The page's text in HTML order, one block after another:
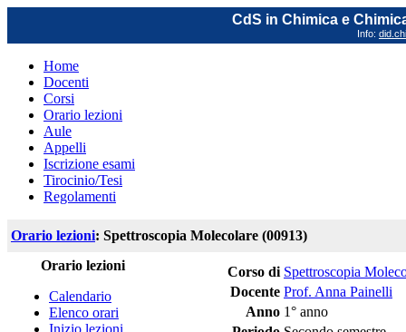
CdS in Chimica e
Info:
Home
Docenti
Corsi
Orario lezioni
Aule
Appelli
Iscrizione esami
Tirocinio/Tesi
Regolamenti
Orario lezioni: Spettroscopia Molecolare (00913)
Orario lezioni
Calendario
Elenco orari
Inizio lezioni
Corso di Spettroscopia
Docente Prof. Anna Painelli
Anno 1° anno